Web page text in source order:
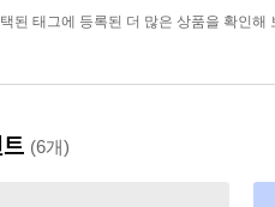
된 태그에 등록된 더 많은 상품을 확인해
(6개)